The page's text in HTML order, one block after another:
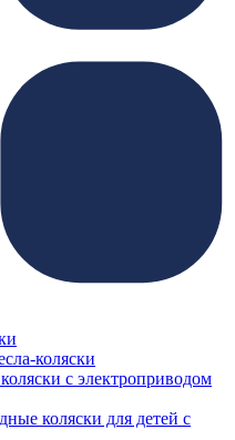
коляски
с электроприводом
коляски для детей с